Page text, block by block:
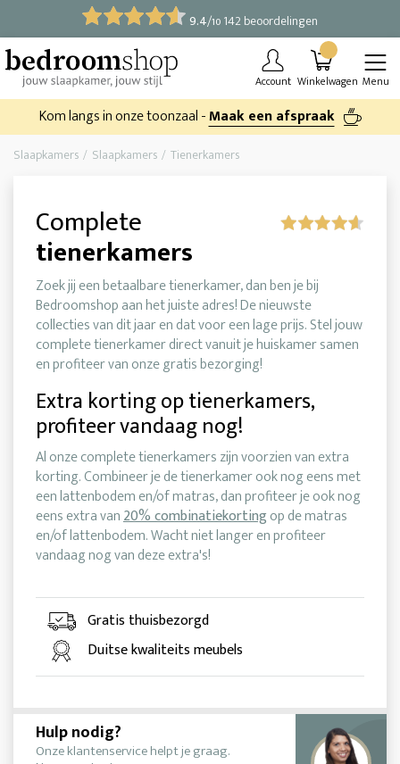
9.4/10 142 beoordelingen
Account Winkelwagen Menu
Kom langs in onze toonzaal -Maak een afspraak
Slaapkamers Slaapkamers Tienerkamers
Complete
tienerkamers
Zoek jij een betaalbare tienerkamer, dan ben je bij
Bedroomshop aan het juiste adres! De nieuwste
collecties van dit jaar en dat voor een lage prijs. Stel jouw
complete tienerkamer direct vanuit je huiskamer samen
en profiteer van onze gratis bezorging!
Extra korting op tienerkamers,
profiteer vandaag nog!
Al onze complete tienerkamers zijn voorzien van extra
korting. Combineer je de tienerkamer ook nog eens met
een lattenbodem en/of matras, dan profiteer je ook nog
eens extra van20% combinatiekortingop de matras
en/of lattenbodem. Wacht niet langer en profiteer
vandaag nog van deze extra's!
Gratis thuisbezorgd
Duitse kwaliteits meubels
Hulp nodig?
Onze klantenservice helpt je graag.